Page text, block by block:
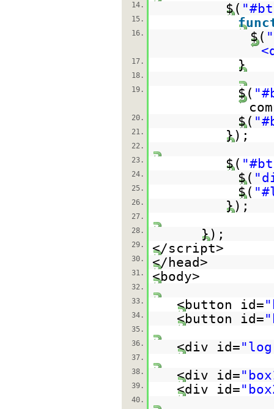
14.
$(
15.
16. $( "
17. }
18.
19.
$(
20. $(
21. });
22.
23.
$(
24. $(
25. $(
26. });
27.
28.
});
29. </script>
30. </head>
31. <body>
32.
33.
<button id=
34. <button id=
35.
36.
<div id=
37.
38.
<div id=
39. <div id=
40.